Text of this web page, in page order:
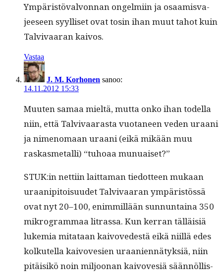
Ympäristö­valvon­nan ongelmi­in ja osaamis­va­
jeeseen syyl­liset ovat tosin ihan muut tahot kuin
Tal­vi­vaaran kaivos.
Vastaa
J. M. Korhonen sanoo:
14.11.2012 15:33
Muuten samaa mieltä, mut­ta onko ihan todel­la
niin, että Tal­vi­vaaras­ta vuota­neen veden uraani
ja nimeno­maan uraani (eikä mikään muu
raskas­met­al­li) “tuhoaa munuaiset?”
STUK:in net­ti­in lait­ta­man tiedot­teen mukaan
uraa­nip­i­toisu­udet Tal­vi­vaaran ympäristössä
ovat nyt 20–100, enim­mil­lään sun­nun­taina 350
mikro­gram­maa litrassa. Kun ker­ran täl­läisiä
lukemia mitataan kaivovedestä eikä niil­lä edes
kolkutel­la kaivovesien uraani­en­nä­tyk­siä, niin
pitäisikö noin miljoo­nan kaivovesiä sään­nöl­lis­